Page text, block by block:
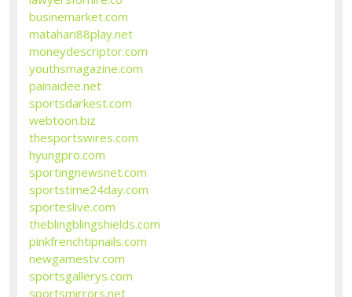
businemarket.com
matahari88play.net
moneydescriptor.com
youthsmagazine.com
painaidee.net
sportsdarkest.com
webtoon.biz
thesportswires.com
hyungpro.com
sportingnewsnet.com
sportstime24day.com
sporteslive.com
theblingblingshields.com
pinkfrenchtipnails.com
newgamestv.com
sportsgallerys.com
sportsmirrors.net